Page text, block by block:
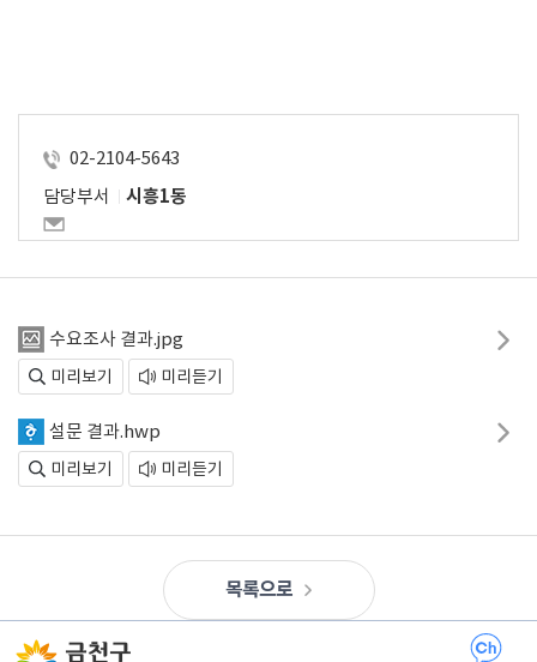
02-2104-5643
담당부서
시흥1동
수요조사 결과.jpg
미리보기 미리듣기
설문 결과.hwp
미리보기 미리듣기
목록으로